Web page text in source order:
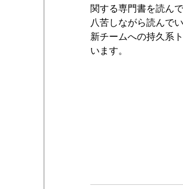
関する専門書を読ん
八苦しながら読んで
新チームへの持久系
います。